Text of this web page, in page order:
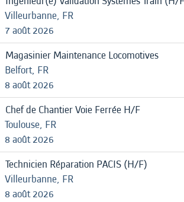
Villeurbanne, FR
7 août 2026
Magasinier Maintenance Locomotives
Belfort, FR
8 août 2026
Chef de Chantier Voie Ferrée H/F
Toulouse, FR
8 août 2026
Technicien Réparation PACIS (H/F)
Villeurbanne, FR
8 août 2026